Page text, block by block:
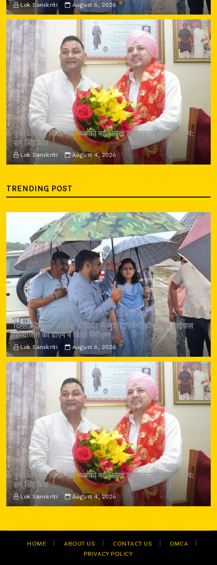
Lok Sanskriti August 6, 2026
कुमाऊँ में भी शिक्षा-स्वास्थ्य की नई अलख जगाए एसजीआरआर ग्रुप:
राम सिंह कैड़ा
Lok Sanskriti August 4, 2026
TRENDING POST
दिल्ली-देहरादून आर्थिक कॉरिडोर से जुड़ी 12 किमी ग्रीनफील्ड बाईपास
परियोजना का डीएम ने किया निरीक्षण
Lok Sanskriti August 6, 2026
कुमाऊँ में भी शिक्षा-स्वास्थ्य की नई अलख जगाए एसजीआरआर ग्रुप:
राम सिंह कैड़ा
Lok Sanskriti August 4, 2026
HOME ABOUT US CONTACT US
DMCA
PRIVACY POLICY